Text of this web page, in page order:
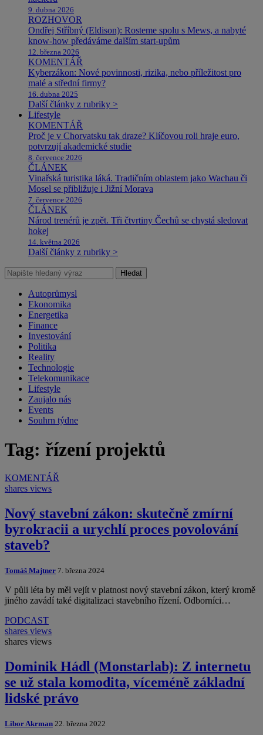
9. dubna 2026
ROZHOVOR
Ondřej Stříbný (Eldison): Rosteme spolu s Mews, a nabyté
know-how předáváme dalším start-upům
12. března 2026
KOMENTÁŘ
Kyberzákon: Nové povinnosti, rizika, nebo příležitost pro
malé a střední firmy?
16. dubna 2025
Další články z rubriky >
Lifestyle
KOMENTÁŘ
Proč je v Chorvatsku tak draze? Klíčovou roli hraje euro,
potvrzují akademické studie
8. července 2026
ČLÁNEK
Vinařská turistika láká. Tradičním oblastem jako Wachau či
Mosel se přibližuje i Jižní Morava
7. července 2026
ČLÁNEK
Národ trenérů je zpět. Tři čtvrtiny Čechů se chystá sledovat
hokej
14. května 2026
Další články z rubriky >
Hledat
Autoprůmysl
Ekonomika
Energetika
Finance
Investování
Politika
Reality
Technologie
Telekomunikace
Lifestyle
Zaujalo nás
Events
Souhrn týdne
Tag: řízení projektů
KOMENTÁŘ
shares views
Nový stavební zákon: skutečně zmírní
byrokracii a urychlí proces povolování
staveb?
Tomáš Majtner 7. března 2024
V půli léta by měl vejít v platnost nový stavební zákon, který kromě
jiného zavádí také digitalizaci stavebního řízení. Odborníci…
PODCAST
shares views
shares views
Dominik Hádl (Monstarlab): Z internetu
se už stala komodita, víceméně základní
lidské právo
Libor Akrman 22. března 2022